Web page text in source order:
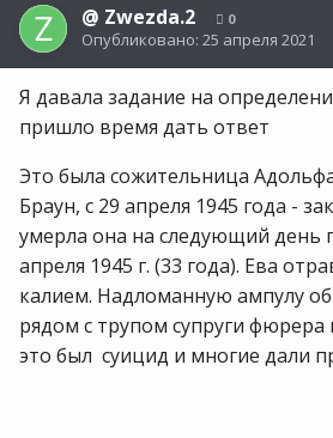
@ Zwezda.2 0
Опубликовано: 25 апреля 2021
Я давала задание на
пришло время дать ответ
Это была сожительница
Браун, с 29 апреля 1945 года -
умерла она на следующий день
апреля 1945 г. (33 года). Ева
калием. Надломанную ампулу
рядом с трупом супруги фюрера
это был суицид и многие дали